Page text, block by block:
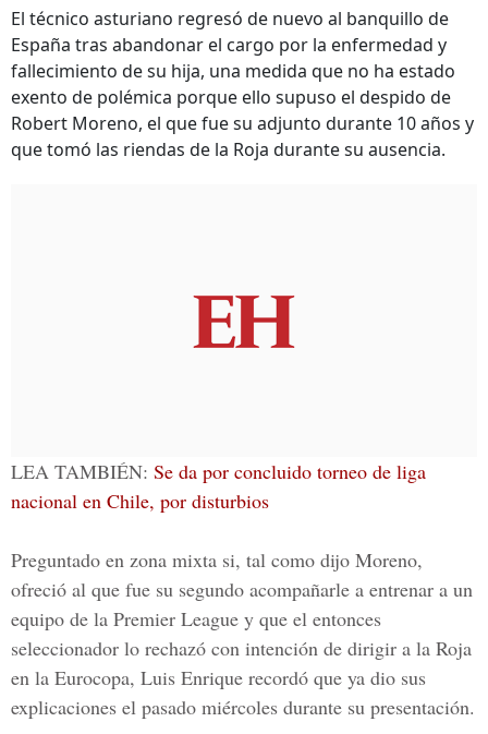
El técnico asturiano regresó de nuevo al banquillo de
España tras abandonar el cargo por la enfermedad y
fallecimiento de su hija, una medida que no ha estado
exento de polémica porque ello supuso el despido de
Robert Moreno, el que fue su adjunto durante 10 años y
que tomó las riendas de la Roja durante su ausencia.
LEA TAMBIÉN: Se da por concluido torneo de liga
nacional en Chile, por disturbios
Preguntado en zona mixta si, tal como dijo Moreno,
ofreció al que fue su segundo acompañarle a entrenar a un
equipo de la Premier League y que el entonces
seleccionador lo rechazó con intención de dirigir a la Roja
en la Eurocopa, Luis Enrique recordó que ya dio sus
explicaciones el pasado miércoles durante su presentación.